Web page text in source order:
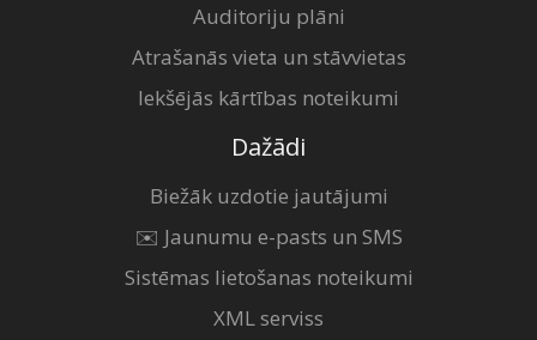
Auditoriju plāni
Atrašanās vieta un stāvvietas
Iekšējās kārtības noteikumi
Dažādi
Biežāk uzdotie jautājumi
✉️ Jaunumu e-pasts un SMS
Sistēmas lietošanas noteikumi
XML serviss